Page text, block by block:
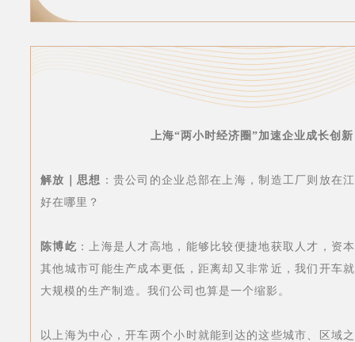
上海“两小时经济圈”加速企业成长创新
解放｜思想 ：贵公司的企业总部在上海，制造工厂则放在
好在哪里？
陈博屹 ：上海是人才高地，能够比较便捷地获取人才，资
其他城市可能生产成本更低，距离却又非常近，我们开车
大规模的生产制造。我们公司也算是一个缩影。
以上海为中心，开车两个小时就能到达的这些城市、区域